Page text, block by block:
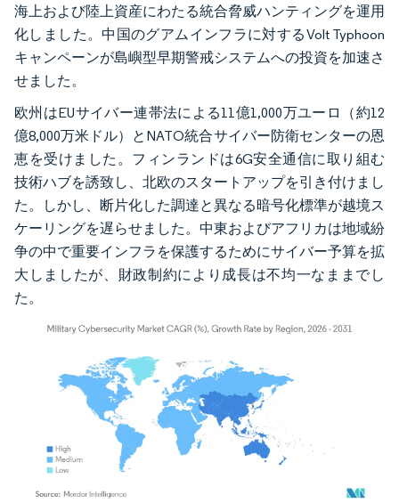
海上および陸上資産にわたる統合脅威ハンティングを運用
化しました。中国のグアムインフラに対するVolt Typhoon
キャンペーンが島嶼型早期警戒システムへの投資を加速さ
せました。
欧州はEUサイバー連帯法による11億1,000万ユーロ（約12
億8,000万米ドル）とNATO統合サイバー防衛センターの恩
恵を受けました。フィンランドは6G安全通信に取り組む
技術ハブを誘致し、北欧のスタートアップを引き付けまし
た。しかし、断片化した調達と異なる暗号化標準が越境ス
ケーリングを遅らせました。中東およびアフリカは地域紛
争の中で重要インフラを保護するためにサイバー予算を拡
大しましたが、財政制約により成長は不均一なままでし
た。